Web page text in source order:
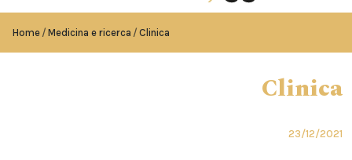
Home Medicina e ricerca Clinica
Clinica
23/12/2021